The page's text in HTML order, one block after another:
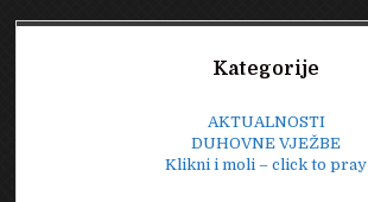
Kategorije
AKTUALNOSTI
DUHOVNE VJEŽBE
Klikni i moli – click to pray